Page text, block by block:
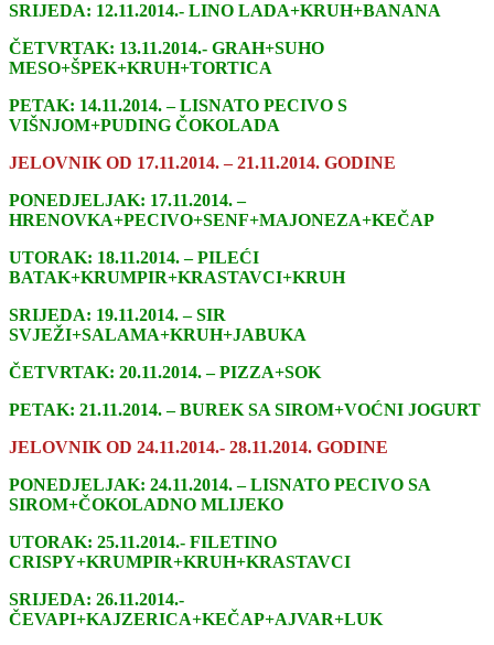
SRIJEDA: 12.11.2014.- LINO LADA+KRUH+BANANA
ČETVRTAK: 13.11.2014.- GRAH+SUHO
MESO+ŠPEK+KRUH+TORTICA
PETAK: 14.11.2014. – LISNATO PECIVO S
VIŠNJOM+PUDING ČOKOLADA
JELOVNIK OD 17.11.2014. – 21.11.2014. GODINE
PONEDJELJAK: 17.11.2014. –
HRENOVKA+PECIVO+SENF+MAJONEZA+KEČAP
UTORAK: 18.11.2014. – PILEĆI
BATAK+KRUMPIR+KRASTAVCI+KRUH
SRIJEDA: 19.11.2014. – SIR
SVJEŽI+SALAMA+KRUH+JABUKA
ČETVRTAK: 20.11.2014. – PIZZA+SOK
PETAK: 21.11.2014. – BUREK SA SIROM+VOĆNI JOGURT
JELOVNIK OD 24.11.2014.- 28.11.2014. GODINE
PONEDJELJAK: 24.11.2014. – LISNATO PECIVO SA
SIROM+ČOKOLADNO MLIJEKO
UTORAK: 25.11.2014.- FILETINO
CRISPY+KRUMPIR+KRUH+KRASTAVCI
SRIJEDA: 26.11.2014.-
ČEVAPI+KAJZERICA+KEČAP+AJVAR+LUK